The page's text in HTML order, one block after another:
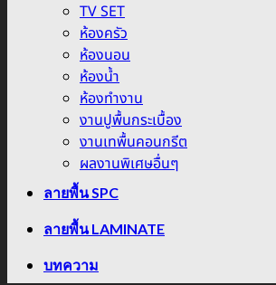
TV SET
ห้องครัว
ห้องนอน
ห้องน้ำ
ห้องทำงาน
งานปูพื้นกระเบื้อง
งานเทพื้นคอนกรีต
ผลงานพิเศษอื่นๆ
ลายพื้น SPC
ลายพื้น LAMINATE
บทความ